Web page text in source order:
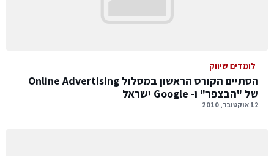
לומדים שיווק
הסתיים הקורס הראשון במסלול Online Advertising
של "הבצפר" ו- Google ישראל
12 אוקטובר, 2010